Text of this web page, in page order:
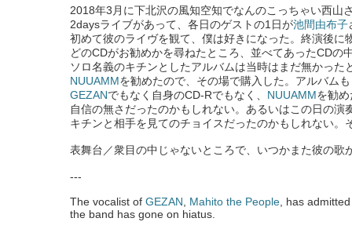
2018年3月に下北沢の風知空知でなんのこっちゃい西山
2daysライブがあって、各日のゲストの1日が池間由布子
初めて彼のライヴを観て、僕は好きになった。終演後に
どのCDがお勧めかを尋ねたところ、並べてあったCDの
ソロ名義のキチンとしたアルバムは当時はまだ無かった
NUUAMMを勧めたので、その場で購入した。アルバム
GEZANでもなく自身のCD-Rでもなく、 NUUAMMを勧
自信の無さだったのかもしれない。あるいはこの日の
キチンと相手を見てのチョイスだったのかもしれない。
表舞台／衆目の中じゃないところで、いつかまた彼の歌
---
The vocalist ofGEZAN Mahito the People , has
the band has gone on hiatus.